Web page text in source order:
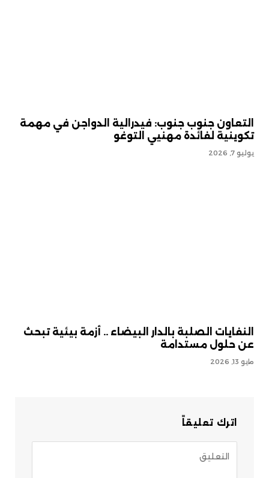
التعاون جنوب جنوب: فيدرالية الدواجن في مهمة
تكوينية لفائدة مهنيي التوغو
يوليو 7, 2026
النفايات الصلبة بالدار البيضاء .. أزمة بيئية تبحث
عن حلول مستدامة
مايو 13, 2026
اترك تعليقاً